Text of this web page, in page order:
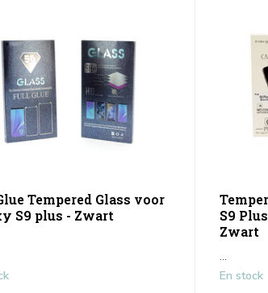
Tempered Glass voor
S9 plus - Zwart
S9
Zwart
...
En stock